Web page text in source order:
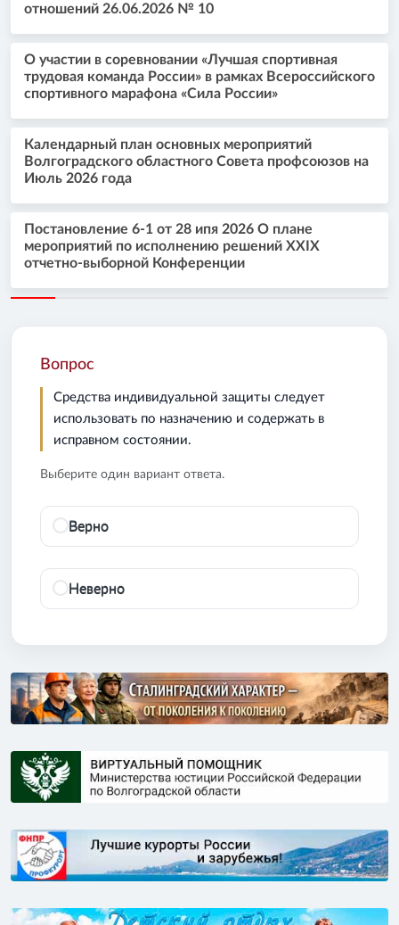
отношений 26.06.2026 № 10
О участии в соревновании «Лучшая спортивная
трудовая команда России» в рамках Всероссийского
спортивного марафона «Сила России»
Календарный план основных мероприятий
Волгоградского областного Совета профсоюзов на
Июль 2026 года
Постановление 6-1 от 28 ипя 2026 О плане
мероприятий по исполнению решений XXIX
отчетно-выборной Конференции
Вопрос
Средства индивидуальной защиты следует
использовать по назначению и содержать в
исправном состоянии.
Выберите один вариант ответа.
Верно
Неверно